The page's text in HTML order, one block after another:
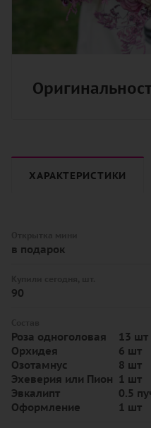
ХАРАКТЕРИСТИКИ
в подарок
90
Роза одноголовая
13 шт
Орхидея
6 шт
Озотамнус
8 шт
Эхеверия или Пион 1 шт
Эвкалипт
0.5
Оформление
1 шт